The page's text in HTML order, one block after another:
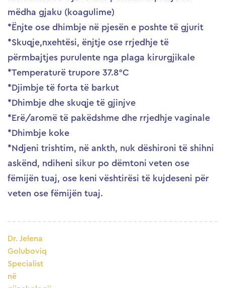
mëdha gjaku (koagulime)
*Ënjte ose dhimbje në pjesën e poshte të gjurit
*Skuqje,nxehtësi, ënjtje ose rrjedhje të
përmbajtjes purulente nga plaga kirurgjikale
*Temperaturë trupore 37.8°C
*Djimbje të forta të barkut
*Dhimbje dhe skuqje të gjinjve
*Erë/aromë të pakëdshme dhe rrjedhje vaginale
*Dhimbje koke
*Ndjeni trishtim, në ankth, nuk dëshironi të shihni
askënd, ndiheni sikur po dëmtoni veten ose
fëmijën tuaj, ose keni vështirësi të kujdeseni për
veten ose fëmijën tuaj.
Dr. Jelena
Goluboviq
Specialist
në